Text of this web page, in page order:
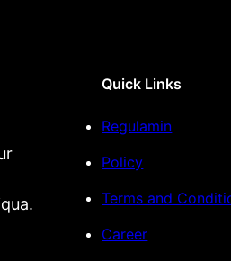
Quick Links
Regulamin
Policy
Terms and
Career